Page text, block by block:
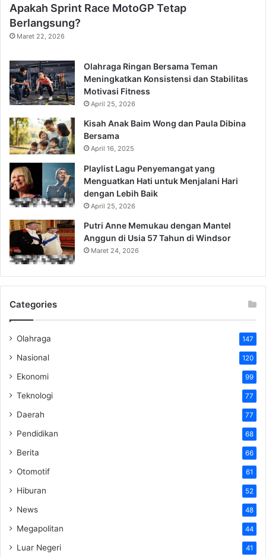
Apakah Sprint Race MotoGP Tetap
Berlangsung?
Maret 22, 2026
Olahraga Ringan Bersama Teman
Meningkatkan Konsistensi dan Stabilitas
Motivasi Fitness
April 25, 2026
Kisah Anak Baim Wong dan Paula Dibina
Bersama
April 16, 2025
Playlist Lagu Penyemangat yang
Menguatkan Hati untuk Menjalani Hari
dengan Lebih Baik
April 25, 2026
Putri Anne Memukau dengan Mantel
Anggun di Usia 57 Tahun di Windsor
Maret 24, 2026
Categories
Olahraga 147
Nasional 120
Ekonomi 99
Teknologi 77
Daerah 77
Pendidikan 68
Berita 66
Otomotif 61
Hiburan 52
News 48
Megapolitan 44
Luar Negeri 41